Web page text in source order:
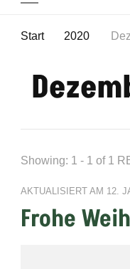
Start 2020
Showing: 1 - 1 of 1
AKTUALISIERT AM 12.
Frohe